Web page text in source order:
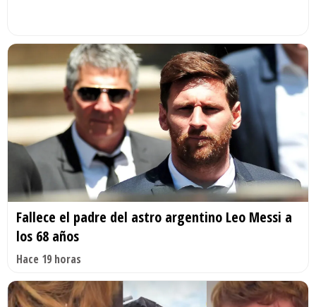
Fallece el padre del astro argentino Leo Messi a
los 68 años
Hace 19 horas